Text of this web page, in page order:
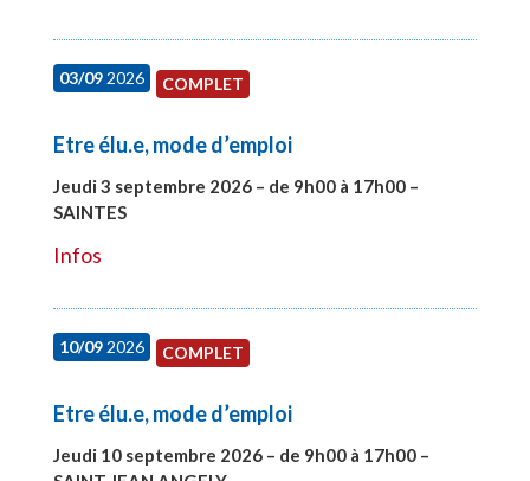
03/092026 COMPLET
Etre élu.e, mode d’emploi
Jeudi 3 septembre 2026 – de 9h00 à 17h00 –
SAINTES
Infos
10/092026 COMPLET
Etre élu.e, mode d’emploi
Jeudi 10 septembre 2026 – de 9h00 à 17h00 –